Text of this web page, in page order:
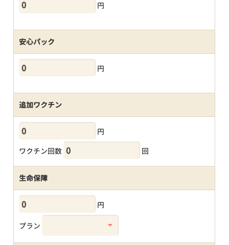
円
安心パック
円
追加ワクチン
円
ワクチン回数
回
生命保障
円
プラン